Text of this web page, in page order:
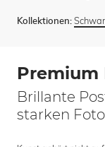
Kollektionen:
Premium
Brillante
starken